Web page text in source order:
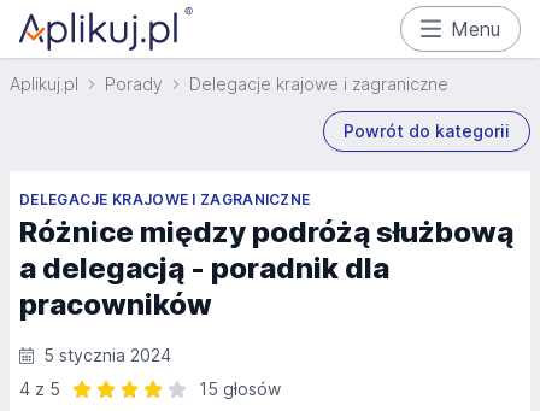
Menu
Aplikuj.pl Porady Delegacje krajowe i zagraniczne
Powrót do kategorii
DELEGACJE KRAJOWE I ZAGRANICZNE
Różnice między podróżą służbową
a delegacją - poradnik dla
pracowników
5 stycznia 2024
4 z 5
15 głosów